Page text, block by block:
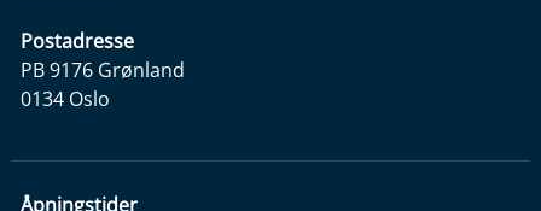
Postadresse
PB 9176 Grønland
0134 Oslo
Åpningstider